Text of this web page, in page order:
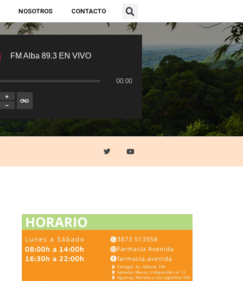
NOSOTROS CONTACTO
FM Alba 89.3 EN VIVO
00:00